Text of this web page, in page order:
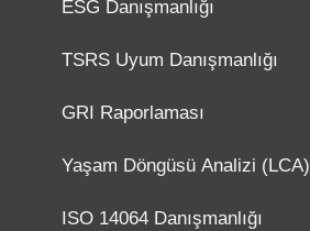
ESG Danışmanlığı
TSRS Uyum Danışmanlığı
GRI Raporlaması
Yaşam Döngüsü Analizi (LCA)
ISO 14064 Danışmanlığı